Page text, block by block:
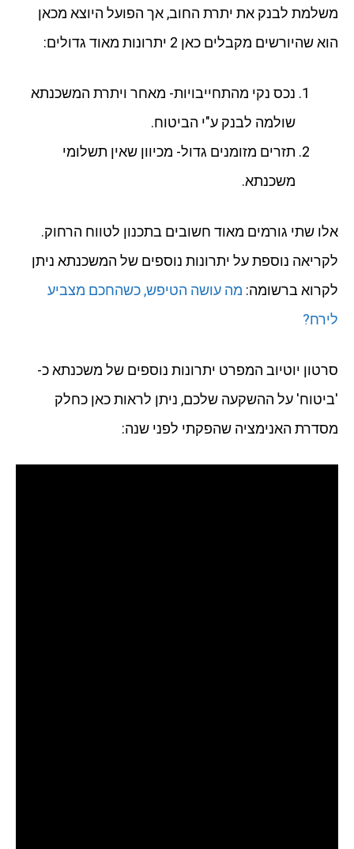
משלמת לבנק את יתרת החוב, אך הפועל היוצא מכאן
הוא שהיורשים מקבלים כאן 2 יתרונות מאוד גדולים:
נכס נקי מהתחייבויות- מאחר ויתרת המשכנתא
שולמה לבנק ע"י הביטוח.
תזרים מזומנים גדול- מכיוון שאין תשלומי
משכנתא.
אלו שתי גורמים מאוד חשובים בתכנון לטווח הרחוק.
לקריאה נוספת על יתרונות נוספים של המשכנתא ניתן
לקרוא ברשומה: מה עושה הטיפש, כשהחכם מצביע
לירח?
סרטון יוטיוב המפרט יתרונות נוספים של משכנתא כ-
'ביטוח' על ההשקעה שלכם, ניתן לראות כאן כחלק
מסדרת האנימציה שהפקתי לפני שנה: